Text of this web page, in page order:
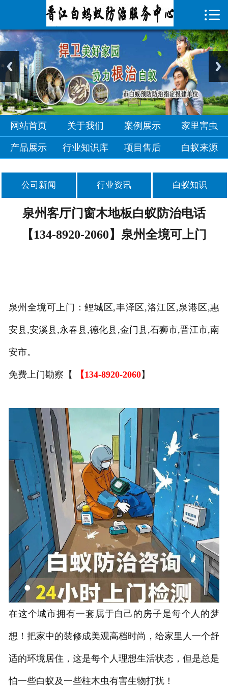
 首页
关于我们
案例展示
家里害虫
产品展示
行业知识库

网站首页 关于我们 案例展示 家里害虫
产品展示 行业知识库 项目售后 白蚁来源
公司新闻 行业资讯 白蚁知识
泉州客厅门窗木地板白蚁防治电话
【134-8920-2060】泉州全境可上门
泉州全境可上门：鲤城区,丰泽区,洛江区,泉港区,惠
安县,安溪县,永春县,德化县,金门县,石狮市,晋江市,南
安市。
免费上门勘察【 【134-8920-2060】
在这个城市拥有一套属于自己的房子是每个人的梦
想！把家中的装修成美观高档时尚，给家里人一个舒
适的环境居住，这是每个人理想生活状态，但是总是
怕一些白蚁及一些柱木虫有害生物打扰！